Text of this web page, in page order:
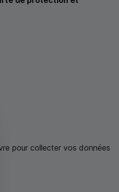
pour collecter vos données